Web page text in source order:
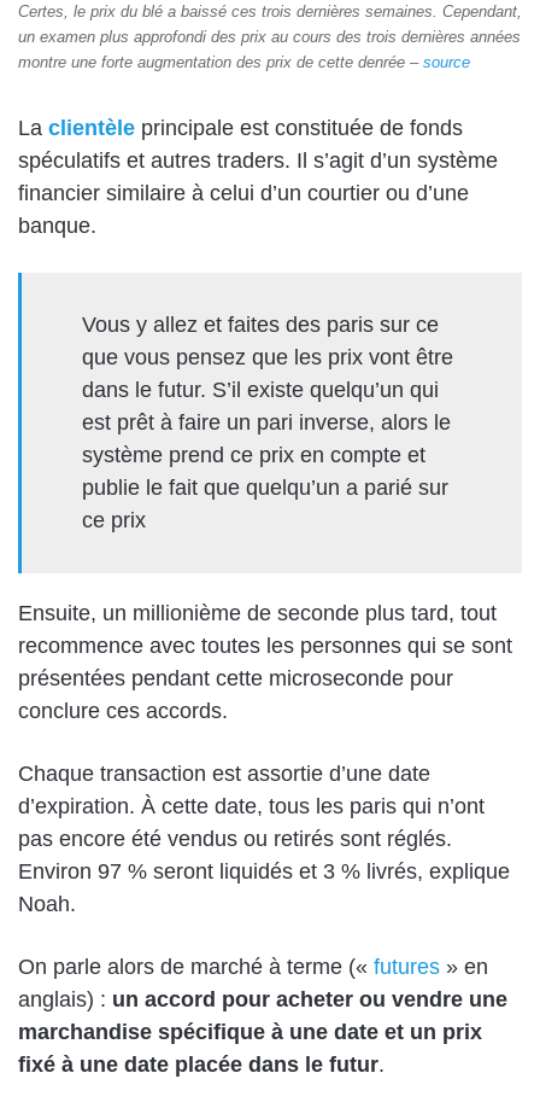
Certes, le prix du blé a baissé ces trois dernières semaines. Cependant,
un examen plus approfondi des prix au cours des trois dernières années
montre une forte augmentation des prix de cette denrée – source
La clientèle principale est constituée de fonds
spéculatifs et autres traders. Il s’agit d’un système
financier similaire à celui d’un courtier ou d’une
banque.
Vous y allez et faites des paris sur ce
que vous pensez que les prix vont être
dans le futur. S’il existe quelqu’un qui
est prêt à faire un pari inverse, alors le
système prend ce prix en compte et
publie le fait que quelqu’un a parié sur
ce prix
Ensuite, un millionième de seconde plus tard, tout
recommence avec toutes les personnes qui se sont
présentées pendant cette microseconde pour
conclure ces accords.
Chaque transaction est assortie d’une date
d’expiration. À cette date, tous les paris qui n’ont
pas encore été vendus ou retirés sont réglés.
Environ 97 % seront liquidés et 3 % livrés, explique
Noah.
On parle alors de marché à terme (« futures » en
anglais) : un accord pour acheter ou vendre une
marchandise spécifique à une date et un prix
fixé à une date placée dans le futur.